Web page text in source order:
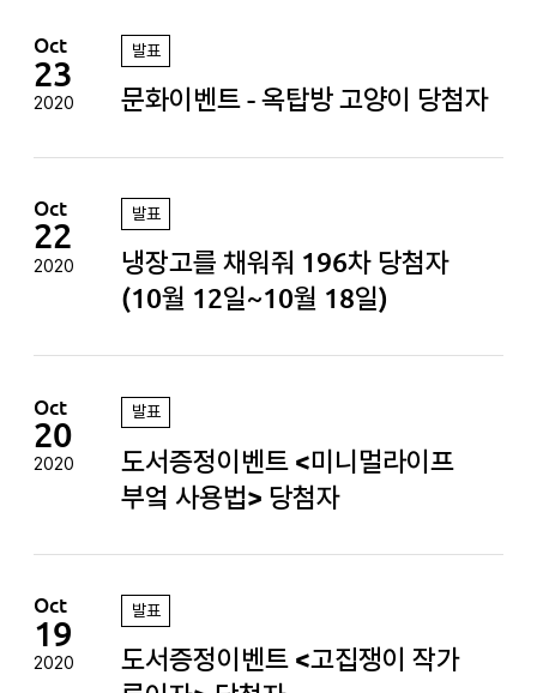
Oct
23
2020
발표
문화이벤트 - 옥탑방 고양이 당첨자
Oct
22
2020
발표
냉장고를 채워줘 196차 당첨자
(10월 12일~10월 18일)
Oct
20
2020
발표
도서증정이벤트 <미니멀라이프
부엌 사용법> 당첨자
Oct
19
2020
발표
도서증정이벤트 <고집쟁이 작가